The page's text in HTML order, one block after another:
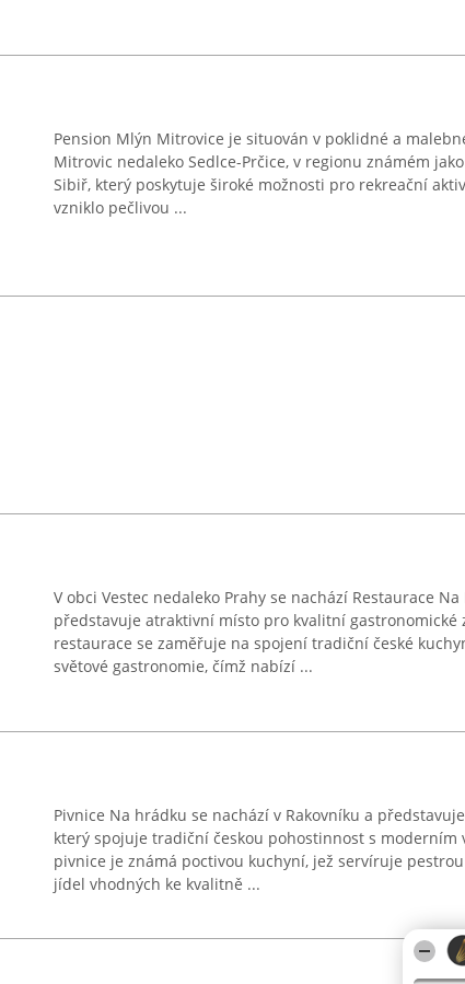
Pension Mlýn Mitrovice je situován v poklidné a
Mitrovic nedaleko Sedlce-Prčice, v regionu známém
Sibiř, který poskytuje široké možnosti pro rekreační
vzniklo pečlivou ...
V obci Vestec nedaleko Prahy se nachází Restaurace
představuje atraktivní místo pro kvalitní gastronomické
restaurace se zaměřuje na spojení tradiční české
světové gastronomie, čímž nabízí ...
Pivnice Na hrádku se nachází v Rakovníku a
který spojuje tradiční českou pohostinnost s moderním
pivnice je známá poctivou kuchyní, jež servíruje
jídel vhodných ke kvalitně ...